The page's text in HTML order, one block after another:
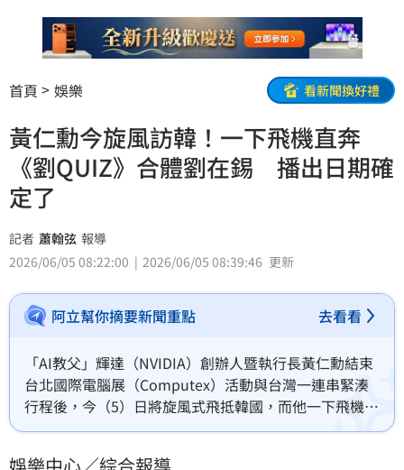
首頁 娛樂 看新聞換好禮
黃仁勳今旋風訪韓！一下飛機直奔
《劉QUIZ》合體劉在錫 播出日期確
定了
記者 蕭翰弦 報導
2026/06/05 08:22:00
2026/06/05 08:39:46 更新
阿立幫你摘要新聞重點 去看看
「AI教父」輝達（NVIDIA）創辦人暨執行長黃仁勳結束
台北國際電腦展（Computex）活動與台灣一連串緊湊
行程後，今（5）日將旋風式飛抵韓國，而他一下飛機即
刻動身前往韓國綜藝首秀《劉QUIZ》（You Quiz on